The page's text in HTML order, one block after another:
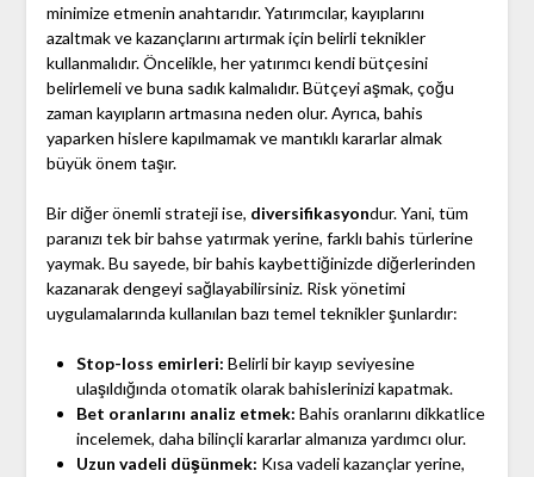
minimize etmenin anahtarıdır. Yatırımcılar, kayıplarını
azaltmak ve kazançlarını artırmak için belirli teknikler
kullanmalıdır. Öncelikle, her yatırımcı kendi bütçesini
belirlemeli ve buna sadık kalmalıdır. Bütçeyi aşmak, çoğu
zaman kayıpların artmasına neden olur. Ayrıca, bahis
yaparken hislere kapılmamak ve mantıklı kararlar almak
büyük önem taşır.
Bir diğer önemli strateji ise, diversifikasyondur. Yani, tüm
paranızı tek bir bahse yatırmak yerine, farklı bahis türlerine
yaymak. Bu sayede, bir bahis kaybettiğinizde diğerlerinden
kazanarak dengeyi sağlayabilirsiniz. Risk yönetimi
uygulamalarında kullanılan bazı temel teknikler şunlardır:
Stop-loss emirleri: Belirli bir kayıp seviyesine
ulaşıldığında otomatik olarak bahislerinizi kapatmak.
Bet oranlarını analiz etmek: Bahis oranlarını dikkatlice
incelemek, daha bilinçli kararlar almanıza yardımcı olur.
Uzun vadeli düşünmek: Kısa vadeli kazançlar yerine,